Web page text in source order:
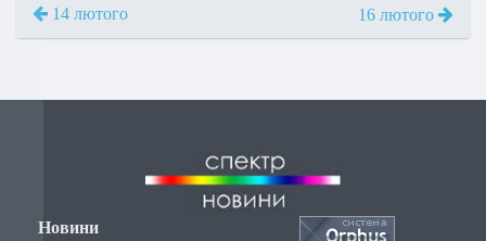
14 лютого 16 лютого
Новини